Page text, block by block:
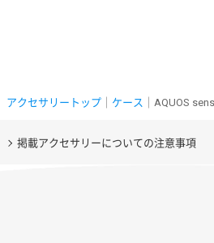
アクセサリートップ ケース ｜AQUOS
掲載アクセサリーについての注意事項